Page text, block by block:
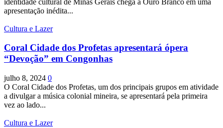
apresentação inédita...
Cultura e Lazer
Coral Cidade dos Profetas apresentará ópera
“Devoção” em Congonhas
julho 8, 2024 0
O Coral Cidade dos Profetas, um dos principais grupos em atividade
a divulgar a música colonial mineira, se apresentará pela primeira
vez ao lado...
Cultura e Lazer